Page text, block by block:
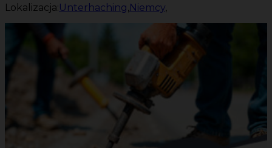
Lokalizacja:Unterhaching,Niemcy,